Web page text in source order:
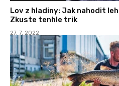
Lov z hladiny: Jak nahodit
Zkuste tenhle trik
27. 7. 2022